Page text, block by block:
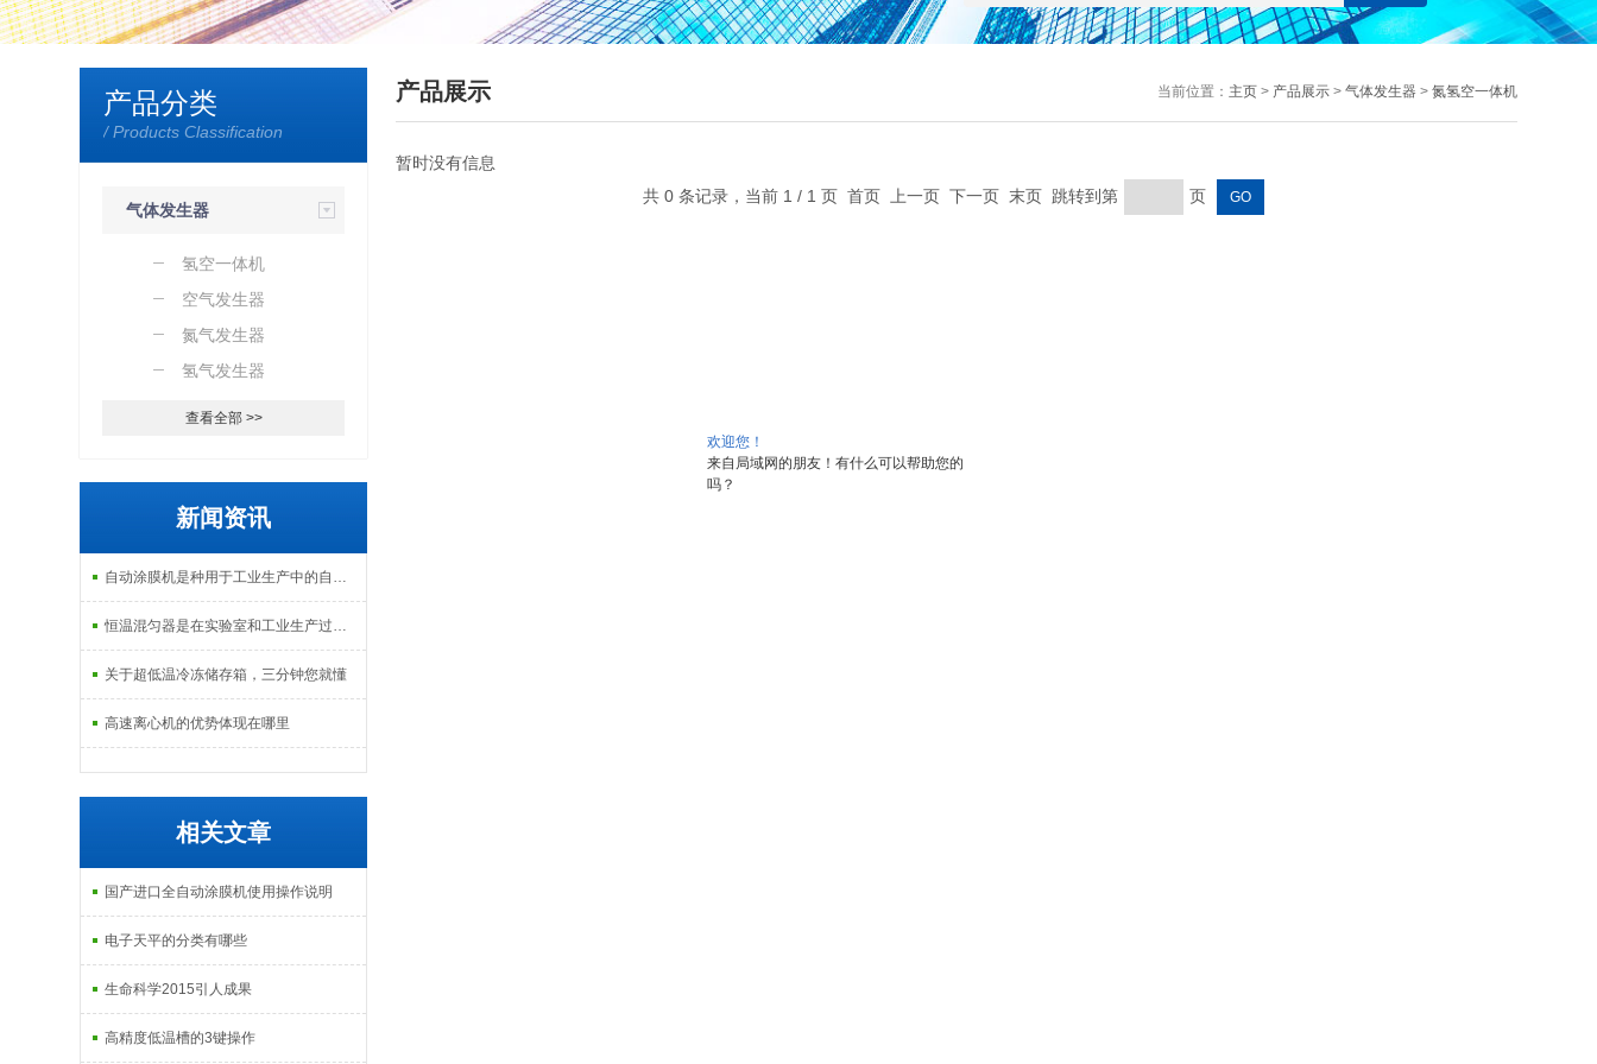
欢迎您！
来自局域网的朋友！有什么可以帮助您的
吗？
产品分类
/ Products Classification
气体发生器
氢空一体机
空气发生器
氮气发生器
氢气发生器
查看全部 >>
新闻资讯
自动涂膜机是种用于工业生产中的自动化设备
恒温混匀器是在实验室和工业生产过程中常见的设备
关于超低温冷冻储存箱，三分钟您就懂
高速离心机的优势体现在哪里
相关文章
国产进口全自动涂膜机使用操作说明
电子天平的分类有哪些
生命科学2015引人成果
高精度低温槽的3键操作
产品展示 当前位置： 主页> 产品展示> 气体发生器 > 氮氢空一体机
暂时没有信息
共 0 条记录，当前 1 / 1 页 首页 上一页 下一页 末页 跳转到第
页